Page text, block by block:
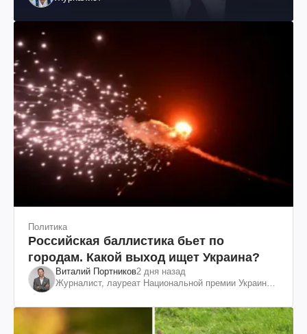
Политика
Российская баллистика бьет по
городам. Какой выход ищет Украина?
Виталий Портников2 дня назад
Журналист, лауреат Национальной премии Украины